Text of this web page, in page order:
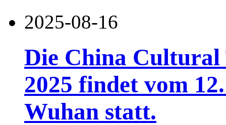
2025-08-16
Die China
2025 findet vom
Wuhan statt.